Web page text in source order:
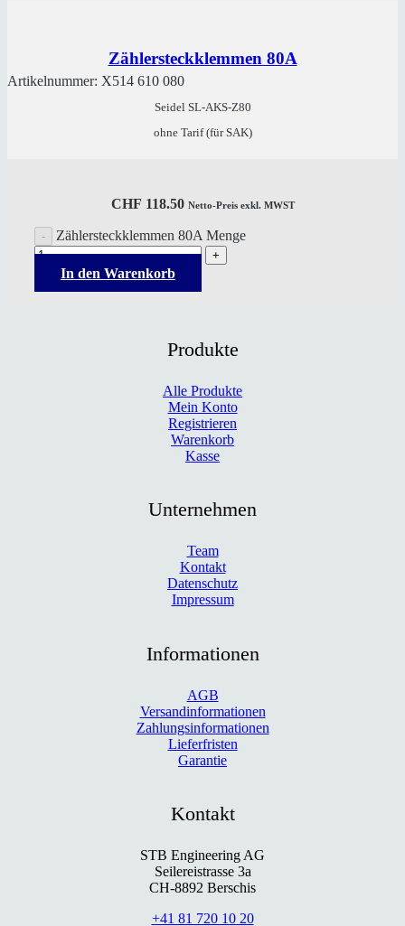
Zählersteckklemmen 80A
Artikelnummer: X514 610 080
Seidel SL-AKS-Z80
ohne Tarif (für SAK)
CHF 118.50 Netto-Preis exkl. MWST
Zählersteckklemmen 80A Menge
In den Warenkorb
Produkte
Alle Produkte
Mein Konto
Registrieren
Warenkorb
Kasse
Unternehmen
Team
Kontakt
Datenschutz
Impressum
Informationen
AGB
Versandinformationen
Zahlungsinformationen
Lieferfristen
Garantie
Kontakt
STB Engineering AG
Seilereistrasse 3a
CH-8892 Berschis
+41 81 720 10 20